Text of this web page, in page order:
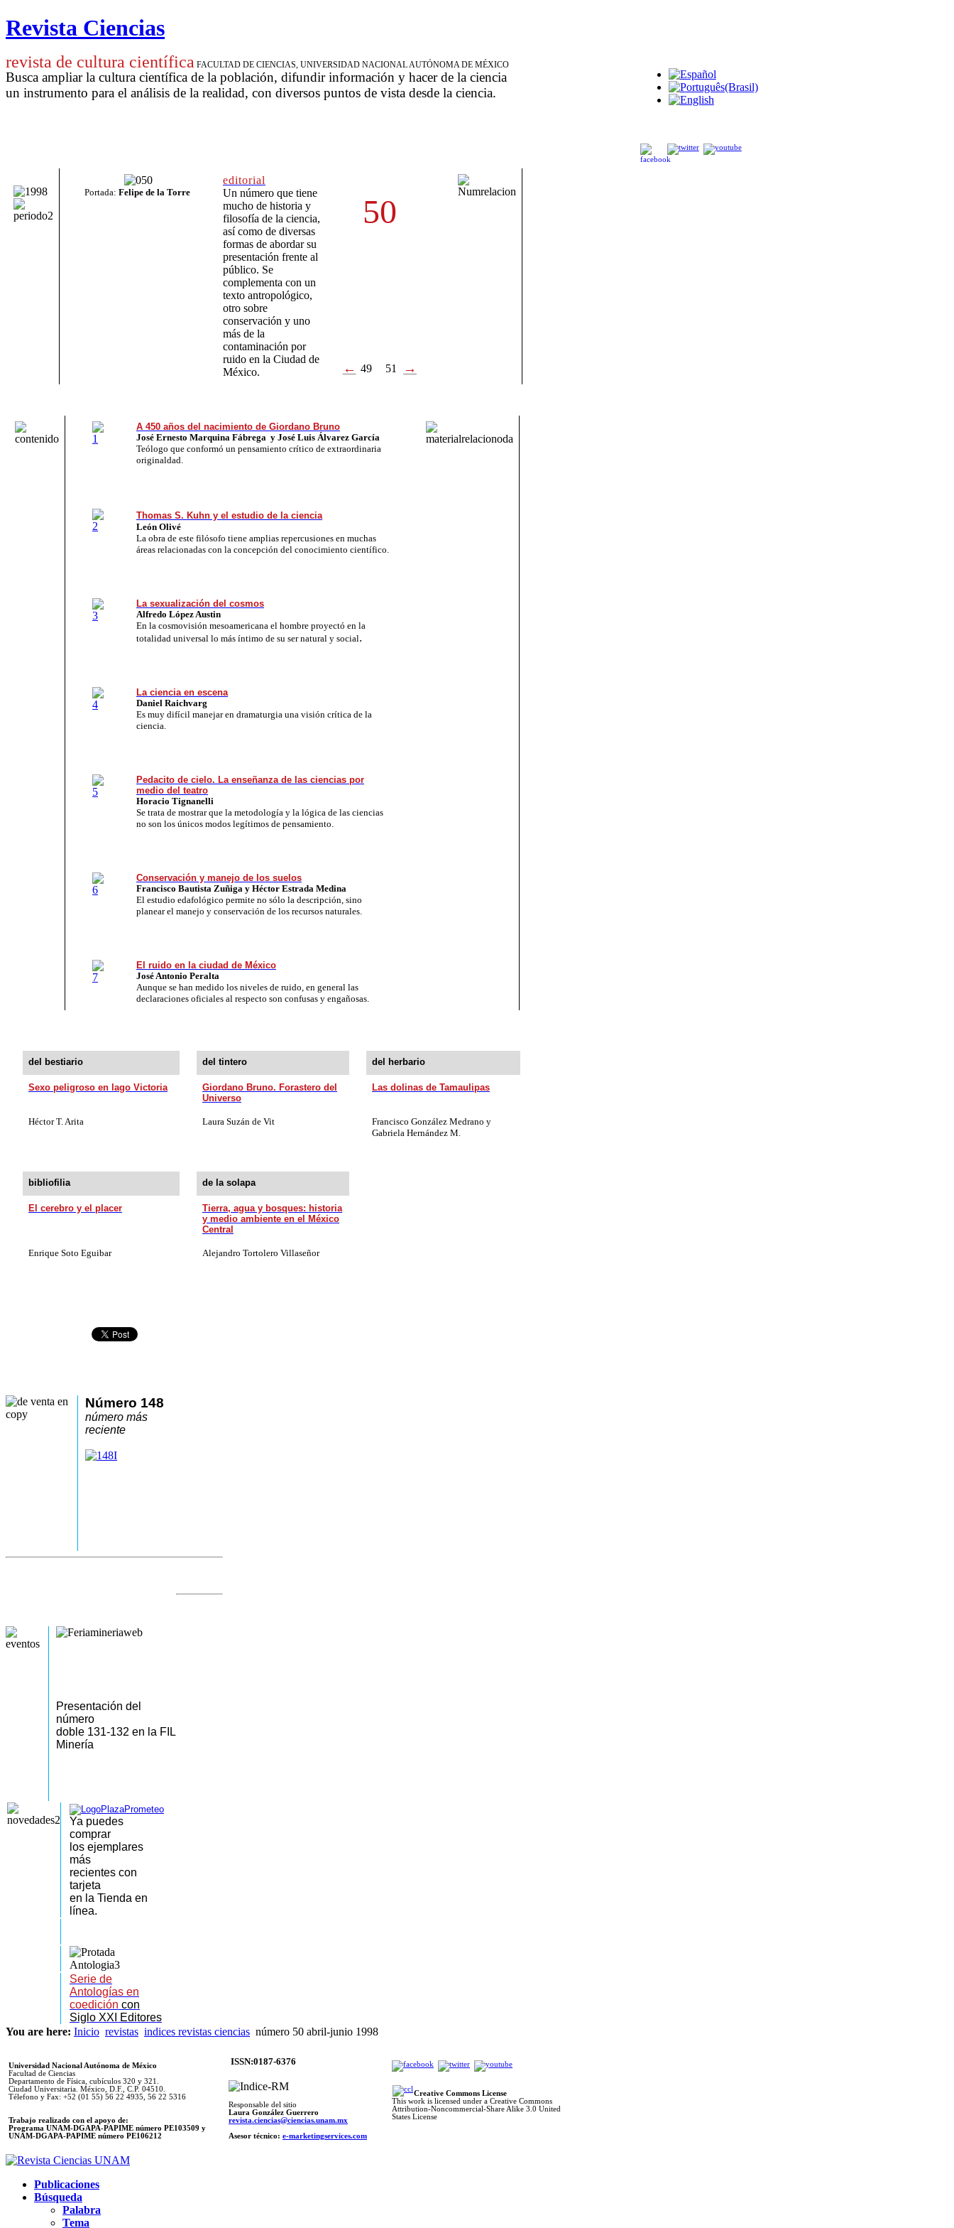
Revista Ciencias
revista de cultura científica FACULTAD DE CIENCIAS, UNIVERSIDAD NACIONAL AUTÓNOMA DE MÉXICO
Busca ampliar la cultura científica de la población, difundir información y hacer de la ciencia
un instrumento para el análisis de la realidad, con diversos puntos de vista desde la ciencia.
Portada: Felipe de la Torre
editorial
Un número que tiene
mucho de historia y
filosofía de la ciencia,
así como de diversas
formas de abordar su
presentación frente al
público. Se
complementa con un
texto antropológico,
otro sobre
conservación y uno
más de la
contaminación por
ruido en la Ciudad de
México.
50
← 49 51 →
A 450 años del nacimiento de Giordano Bruno
José Ernesto Marquina Fábrega y José Luis Álvarez García
Teólogo que conformó un pensamiento crítico de extraordinaria
originaldad.
Thomas S. Kuhn y el estudio de la ciencia
León Olivé
La obra de este filósofo tiene amplias repercusiones en muchas
áreas relacionadas con la concepción del conocimiento científico.
La sexualización del cosmos
Alfredo López Austin
En la cosmovisión mesoamericana el hombre proyectó en la
totalidad universal lo más íntimo de su ser natural y social.
La ciencia en escena
Daniel Raichvarg
Es muy difícil manejar en dramaturgia una visión crítica de la
ciencia.
Pedacito de cielo. La enseñanza de las ciencias por
medio del teatro
Horacio Tignanelli
Se trata de mostrar que la metodología y la lógica de las ciencias
no son los únicos modos legítimos de pensamiento.
Conservación y manejo de los suelos
Francisco Bautista Zuñiga y Héctor Estrada Medina
El estudio edafológico permite no sólo la descripción, sino
planear el manejo y conservación de los recursos naturales.
El ruido en la ciudad de México
José Antonio Peralta
Aunque se han medido los niveles de ruido, en general las
declaraciones oficiales al respecto son confusas y engañosas.
del bestiario del tintero del herbario
Sexo peligroso en lago Victoria
Giordano Bruno. Forastero del
Universo
Las dolinas de Tamaulipas
Héctor T. Arita Laura Suzán de Vit
Francisco González Medrano y
Gabriela Hernández M.
bibliofilia de la solapa
El cerebro y el placer
Tierra, agua y bosques: historia
y medio ambiente en el México
Central
Enrique Soto Eguibar Alejandro Tortolero Villaseñor
Número 148
número más
reciente
Presentación del
número
doble 131-132 en la FIL
Minería
Ya puedes
comprar
los ejemplares
más
recientes con
tarjeta
en la Tienda en
línea.
Serie de
Antologías en
coedición con
Siglo XXI Editores
You are here: Inicio revistas indices revistas ciencias número 50 abril-junio 1998
Universidad Nacional Autónoma de México
Facultad de Ciencias
Departamento de Física, cubículos 320 y 321.
Ciudad Universitaria. México, D.F., C.P. 04510.
Télefono y Fax: +52 (01 55) 56 22 4935, 56 22 5316
Trabajo realizado con el apoyo de:
Programa UNAM-DGAPA-PAPIME número PE103509 y
UNAM-DGAPA-PAPIME número PE106212
ISSN:0187-6376
Responsable del sitio
Laura González Guerrero
revista.ciencias@ciencias.unam.mx
Asesor técnico: e-marketingservices.com
Creative Commons License
This work is licensed under a Creative Commons
Attribution-Noncommercial-Share Alike 3.0 United
States License
Publicaciones
Búsqueda
Palabra
Tema